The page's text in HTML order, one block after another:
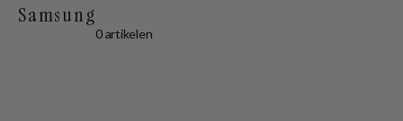
Samsung
0 artikelen